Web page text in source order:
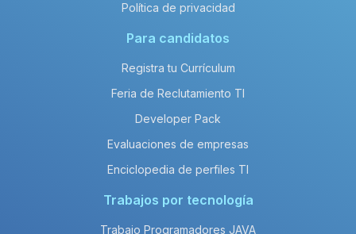
Política de privacidad
Para candidatos
Registra tu Currículum
Feria de Reclutamiento TI
Developer Pack
Evaluaciones de empresas
Enciclopedia de perfiles TI
Trabajos por tecnología
Trabajo Programadores JAVA